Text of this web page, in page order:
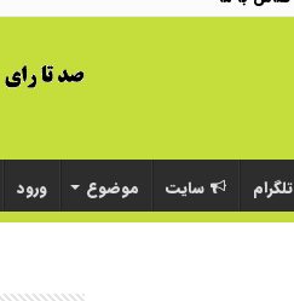
تلگرام سایت موضوع ورود